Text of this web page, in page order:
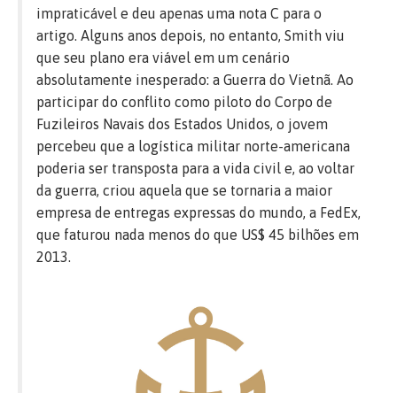
impraticável e deu apenas uma nota C para o
artigo. Alguns anos depois, no entanto, Smith viu
que seu plano era viável em um cenário
absolutamente inesperado: a Guerra do Vietnã. Ao
participar do conflito como piloto do Corpo de
Fuzileiros Navais dos Estados Unidos, o jovem
percebeu que a logística militar norte-americana
poderia ser transposta para a vida civil e, ao voltar
da guerra, criou aquela que se tornaria a maior
empresa de entregas expressas do mundo, a FedEx,
que faturou nada menos do que US$ 45 bilhões em
2013.